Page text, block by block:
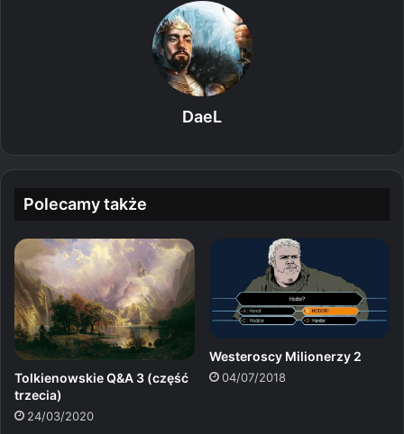
DaeL
Polecamy także
Tolkienowskie Q&A 3 (część
trzecia)
24/03/2020
Westeroscy Milionerzy 2
04/07/2018